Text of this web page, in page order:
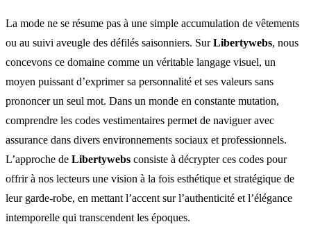
La mode ne se résume pas à une simple accumulation de vêtements
ou au suivi aveugle des défilés saisonniers. SurLibertywebs, nous
concevons ce domaine comme un véritable langage visuel, un
moyen puissant d’exprimer sa personnalité et ses valeurs sans
prononcer un seul mot. Dans un monde en constante mutation,
comprendre les codes vestimentaires permet de naviguer avec
assurance dans divers environnements sociaux et professionnels.
L’approche de Libertywebs consiste à décrypter ces codes pour
offrir à nos lecteurs une vision à la fois esthétique et stratégique de
leur garde-robe, en mettant l’accent sur l’authenticité et l’élégance
intemporelle qui transcendent les époques.